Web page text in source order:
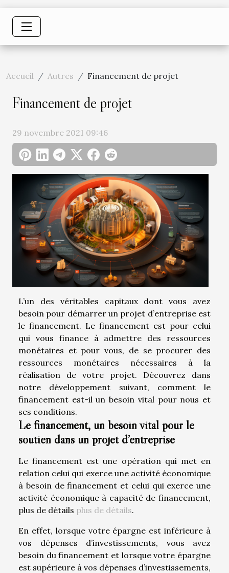
Accueil Autres Financement de projet
Financement de projet
29 novembre 2021 09:46
L’un des véritables capitaux dont vous avez
besoin pour démarrer un projet d’entreprise est
le financement. Le financement est pour celui
qui vous finance à admettre des ressources
monétaires et pour vous, de se procurer des
ressources monétaires nécessaires à la
réalisation de votre projet. Découvrez dans
notre développement suivant, comment le
financement est-il un besoin vital pour nous et
ses conditions.
Le financement, un besoin vital pour le
soutien dans un projet d’entreprise
Le financement est une opération qui met en
relation celui qui exerce une activité économique
à besoin de financement et celui qui exerce une
activité économique à capacité de financement,
plus de détails plus de détails.
En effet, lorsque votre épargne est inférieure à
vos dépenses d’investissements, vous avez
besoin du financement et lorsque votre épargne
est supérieure à vos dépenses d’investissements,